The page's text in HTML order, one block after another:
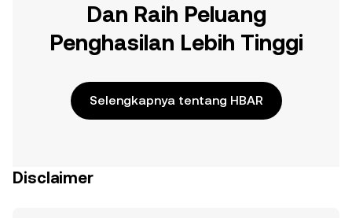
Dan Raih Peluang
Penghasilan Lebih Tinggi
Selengkapnya tentang HBAR
Disclaimer